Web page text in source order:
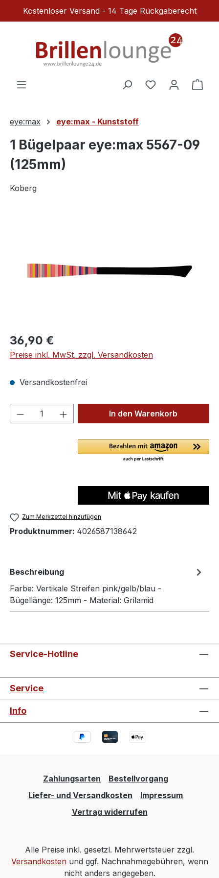
Zum Hauptinhalt springen
Kostenloser Versand - 14 Tage Rückgaberecht
Du hast 0
eye:max eye:max - Kunststoff
1 Bügelpaar eye:max 5567-09
(125mm)
Koberg
Regulärer Preis:
36,90 €
Preise inkl. MwSt. zzgl. Versandkosten
Versandkostenfrei
Produkt Anzahl: Gib denIn den Warenkorb
Zum Merkzettel hinzufügen
Produktnummer: 4026587138642
Beschreibung
Farbe: Vertikale Streifen pink/gelb/blau -
Bügellänge: 125mm - Material: Grilamid
Service-Hotline
Service
Info
Zahlungsarten
Bestellvorgang
Liefer- und Versandkosten
Impressum
Vertrag widerrufen
Alle Preise inkl. gesetzl. Mehrwertsteuer zzgl.
Versandkostenund ggf. Nachnahmegebühren, wenn
nicht anders angegeben.